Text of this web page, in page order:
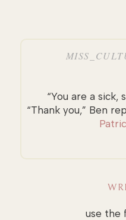
“You are a sick,
“Thank you,” Ben
use the